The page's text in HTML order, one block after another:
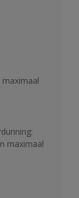
maximaal
maximaal